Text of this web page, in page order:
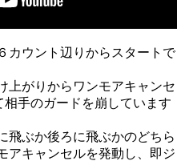
カウント辺りからスタートで
上がりからワンモアキャンセ
手のガードを崩しています
飛ぶか後ろに飛ぶかのどちら
アキャンセルを発動し、即ジ